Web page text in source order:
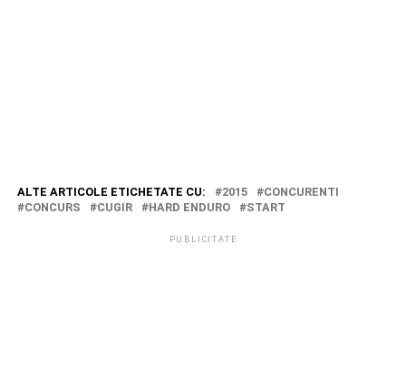
ALTE ARTICOLE ETICHETATE CU: 2015
CONCURENTI
CONCURS
CUGIR HARD ENDURO START
PUBLICITATE